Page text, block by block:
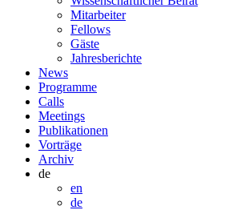
Mitarbeiter
Fellows
Gäste
Jahresberichte
News
Programme
Calls
Meetings
Publikationen
Vorträge
Archiv
de
en
de